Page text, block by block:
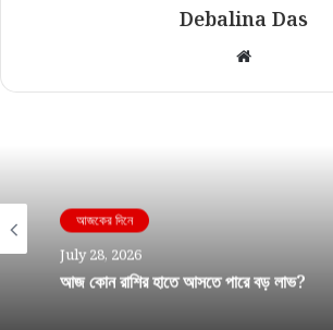
Debalina Das
Website
আজকের দিনে
July 28, 2026
আজকের দিনে
July 27, 2026
আজ কার ভাগ্যে সুখ, কার সামনে সতর্কবার্তা? জানুন